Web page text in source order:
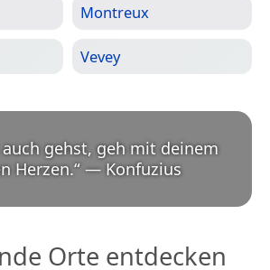
Montreux
Vevey
gehst, geh mit deinem
Herzen.“ — Konfuzius
Orte entdecken